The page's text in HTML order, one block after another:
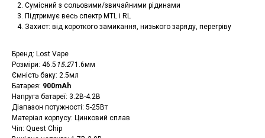
Сумісний з сольовими/звичайними рідинами
Підтримує весь спектр MTL і RL
Захист: від короткого замикання, низького заряду, перегріву
Бренд: Lost Vape
Розміри: 46.5 15.271.6мм
Ємність баку: 2.5мл
Батарея: 900mAh
Напруга батареї: 3.2В-4.2В
Діапазон потужності: 5-25Вт
Матеріал корпусу: Цинковий сплав
Чіп: Quest Chip